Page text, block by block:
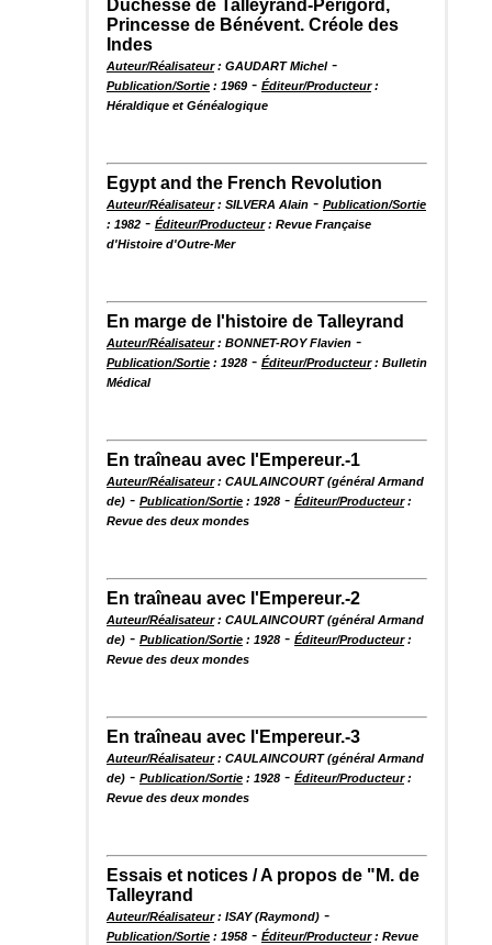
Duchesse de Talleyrand-Périgord,
Princesse de Bénévent. Créole des
Indes
Auteur/Réalisateur: GAUDART Michel-
Publication/Sortie : 1969 - Éditeur/Producteur:
Héraldique et Généalogique
Egypt and the French Revolution
Auteur/Réalisateur: SILVERA Alain - Publication/Sortie
: 1982 - Éditeur/Producteur: Revue Française
d'Histoire d'Outre-Mer
En marge de l'histoire de Talleyrand
Auteur/Réalisateur: BONNET-ROY Flavien -
Publication/Sortie : 1928 - Éditeur/Producteur: Bulletin
Médical
En traîneau avec l'Empereur.-1
Auteur/Réalisateur: CAULAINCOURT (général Armand
de) - Publication/Sortie : 1928 - Éditeur/Producteur:
Revue des deux mondes
En traîneau avec l'Empereur.-2
Auteur/Réalisateur: CAULAINCOURT (général Armand
de) - Publication/Sortie : 1928 - Éditeur/Producteur:
Revue des deux mondes
En traîneau avec l'Empereur.-3
Auteur/Réalisateur: CAULAINCOURT (général Armand
de) - Publication/Sortie : 1928 - Éditeur/Producteur:
Revue des deux mondes
Essais et notices / A propos de "M. de
Talleyrand
Auteur/Réalisateur: ISAY (Raymond) -
Publication/Sortie : 1958 - Éditeur/Producteur: Revue